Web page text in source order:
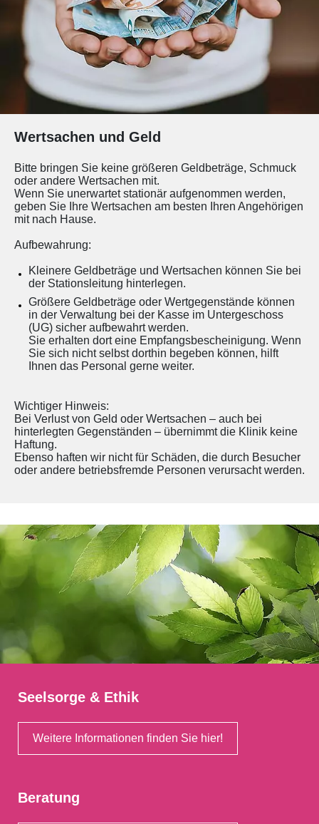
Wertsachen und Geld
Bitte bringen Sie keine größeren Geldbeträge, Schmuck
oder andere Wertsachen mit.
Wenn Sie unerwartet stationär aufgenommen werden,
geben Sie Ihre Wertsachen am besten Ihren Angehörigen
mit nach Hause.
Aufbewahrung:
Kleinere Geldbeträge und Wertsachen können Sie bei
der Stationsleitung hinterlegen.
Größere Geldbeträge oder Wertgegenstände können
in der Verwaltung bei der Kasse im Untergeschoss
(UG) sicher aufbewahrt werden.
Sie erhalten dort eine Empfangsbescheinigung. Wenn
Sie sich nicht selbst dorthin begeben können, hilft
Ihnen das Personal gerne weiter.
Wichtiger Hinweis:
Bei Verlust von Geld oder Wertsachen – auch bei
hinterlegten Gegenständen – übernimmt die Klinik keine
Haftung.
Ebenso haften wir nicht für Schäden, die durch Besucher
oder andere betriebsfremde Personen verursacht werden.
Seelsorge & Ethik
Weitere Informationen finden Sie hier!
Beratung